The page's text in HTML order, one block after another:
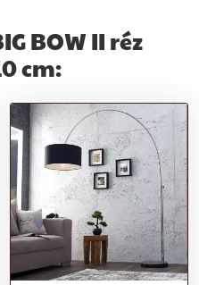
méretű lámpa, ami domináns
pozícionálható és igény szerint
minimalizmust a klasszikus
a részletekben.
stílusához.
atmoszférát
BOW II réz
cm: